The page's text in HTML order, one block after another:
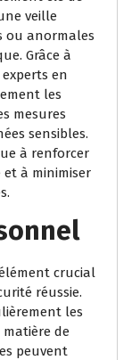
veille
ou anormales
Grâce à
en
les
mesures
sensibles.
à renforcer
à minimiser
crucial
réussie.
les
de
peuvent